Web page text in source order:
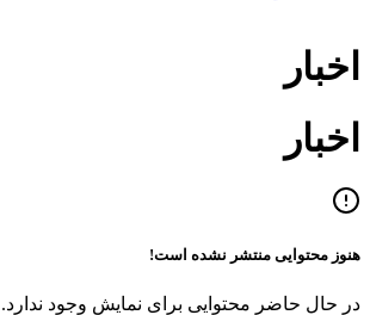
اخبار
اخبار
هنوز محتوایی منتشر نشده است!
در حال حاضر محتوایی برای نمایش وجود ندارد.